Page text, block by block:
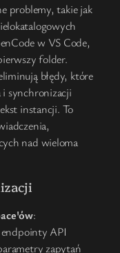
problemy, takie jak
w VS Code,
folder.
błędy, które
synchronizacji
instancji. To
nad wieloma
:
API
zapytań